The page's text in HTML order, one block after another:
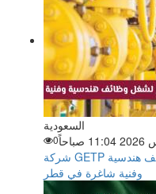
السعودية
0
شركة GETP تعلن عن فتح باب التقديم لشغل وظائف هندسية
وفنية شاغرة في قطر